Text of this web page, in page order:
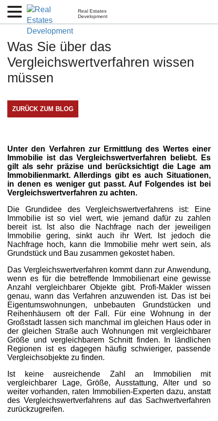
Real Estates
Development
Was Sie über das
Vergleichswertverfahren wissen
müssen
ZURÜCK ZUM BLOG
Unter den Verfahren zur Ermittlung des Wertes einer
Immobilie ist das Vergleichswertverfahren beliebt. Es
gilt als sehr präzise und berücksichtigt die Lage am
Immobilienmarkt. Allerdings gibt es auch Situationen,
in denen es weniger gut passt. Auf Folgendes ist bei
Vergleichswertverfahren zu achten.
Die Grundidee des Vergleichswertverfahrens ist: Eine
Immobilie ist so viel wert, wie jemand dafür zu zahlen
bereit ist. Ist also die Nachfrage nach der jeweiligen
Immobilie gering, sinkt auch ihr Wert. Ist jedoch die
Nachfrage hoch, kann die Immobilie mehr wert sein, als
Grundstück und Bau zusammen gekostet haben.
Das Vergleichswertverfahren kommt dann zur Anwendung,
wenn es für die betreffende Immobilienart eine gewisse
Anzahl vergleichbarer Objekte gibt. Profi-Makler wissen
genau, wann das Verfahren anzuwenden ist. Das ist bei
Eigentumswohnungen, unbebauten Grundstücken und
Reihenhäusern oft der Fall. Für eine Wohnung in der
Großstadt lassen sich manchmal im gleichen Haus oder in
der gleichen Straße auch Wohnungen mit vergleichbarer
Größe und vergleichbarem Schnitt finden. In ländlichen
Regionen ist es dagegen häufig schwieriger, passende
Vergleichsobjekte zu finden.
Ist keine ausreichende Zahl an Immobilien mit
vergleichbarer Lage, Größe, Ausstattung, Alter und so
weiter vorhanden, raten Immobilien-Experten dazu, anstatt
des Vergleichswertverfahrens auf das Sachwertverfahren
zurückzugreifen.